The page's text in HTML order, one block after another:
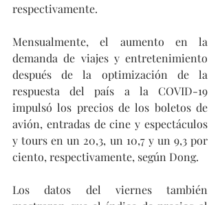
respectivamente.
Mensualmente, el aumento en la
demanda de viajes y entretenimiento
después de la optimización de la
respuesta del país a la COVID-19
impulsó los precios de los boletos de
avión, entradas de cine y espectáculos
y tours en un 20,3, un 10,7 y un 9,3 por
ciento, respectivamente, según Dong.
Los datos del viernes también